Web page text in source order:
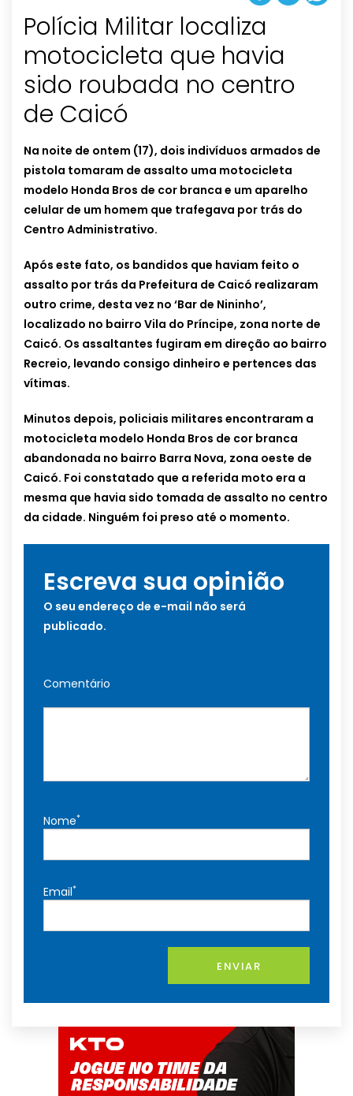
Polícia Militar localiza
motocicleta que havia
sido roubada no centro
de Caicó
Na noite de ontem (17), dois indivíduos armados de
pistola tomaram de assalto uma motocicleta
modelo Honda Bros de cor branca e um aparelho
celular de um homem que trafegava por trás do
Centro Administrativo.
Após este fato, os bandidos que haviam feito o
assalto por trás da Prefeitura de Caicó realizaram
outro crime, desta vez no ‘Bar de Nininho’,
localizado no bairro Vila do Príncipe, zona norte de
Caicó. Os assaltantes fugiram em direção ao bairro
Recreio, levando consigo dinheiro e pertences das
vítimas.
Minutos depois, policiais militares encontraram a
motocicleta modelo Honda Bros de cor branca
abandonada no bairro Barra Nova, zona oeste de
Caicó. Foi constatado que a referida moto era a
mesma que havia sido tomada de assalto no centro
da cidade. Ninguém foi preso até o momento.
Escreva sua opinião
O seu endereço de e-mail não será
publicado.
Comentário
Nome*
Email*
ENVIAR